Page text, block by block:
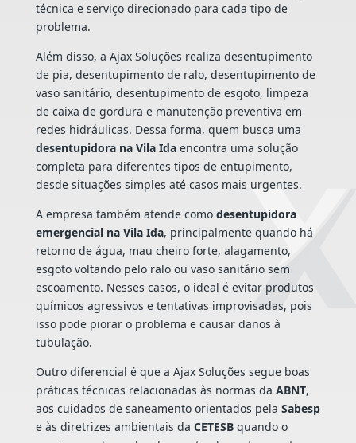
técnica e serviço direcionado para cada tipo de
problema.
Além disso, a Ajax Soluções realiza desentupimento
de pia, desentupimento de ralo, desentupimento de
vaso sanitário, desentupimento de esgoto, limpeza
de caixa de gordura e manutenção preventiva em
redes hidráulicas. Dessa forma, quem busca uma
desentupidora na Vila Idaencontra uma solução
completa para diferentes tipos de entupimento,
desde situações simples até casos mais urgentes.
A empresa também atende como desentupidora
emergencial na Vila Ida, principalmente quando há
retorno de água, mau cheiro forte, alagamento,
esgoto voltando pelo ralo ou vaso sanitário sem
escoamento. Nesses casos, o ideal é evitar produtos
químicos agressivos e tentativas improvisadas, pois
isso pode piorar o problema e causar danos à
tubulação.
Outro diferencial é que a Ajax Soluções segue boas
práticas técnicas relacionadas às normas da ABNT,
aos cuidados de saneamento orientados pela Sabesp
e às diretrizes ambientais da CETESBquando o